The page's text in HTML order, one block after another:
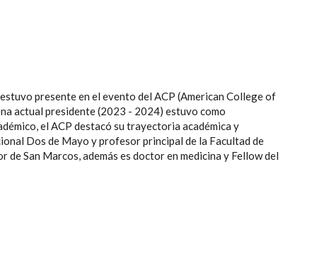
presente en el evento del ACP (American College of
actual presidente (2023 - 2024) estuvo como
el ACP destacó su trayectoria académica y
Dos de Mayo y profesor principal de la Facultad de
San Marcos, además es doctor en medicina y Fellow del